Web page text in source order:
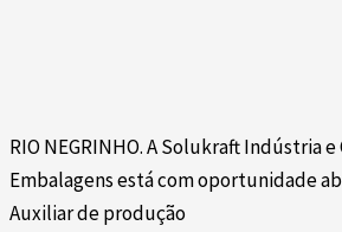
RIO NEGRINHO. A Solukraft Indústria
Embalagens está com oportunidade
Auxiliar de produção